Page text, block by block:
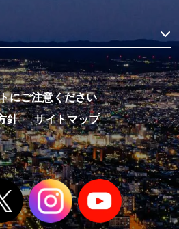
にご注意ください
針
サイトマップ